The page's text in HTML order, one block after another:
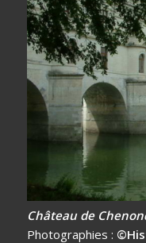
Château de
Photographies :